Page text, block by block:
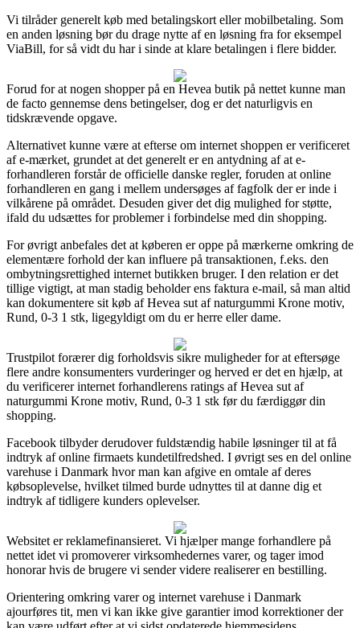
Vi tilråder generelt køb med betalingskort eller mobilbetaling. Som
en anden løsning bør du drage nytte af en løsning fra for eksempel
ViaBill, for så vidt du har i sinde at klare betalingen i flere bidder.
Forud for at nogen shopper på en Hevea butik på nettet kunne man
de facto gennemse dens betingelser, dog er det naturligvis en
tidskrævende opgave.
Alternativet kunne være at efterse om internet shoppen er verificeret
af e-mærket, grundet at det generelt er en antydning af at e-
forhandleren forstår de officielle danske regler, foruden at online
forhandleren en gang i mellem undersøges af fagfolk der er inde i
vilkårene på området. Desuden giver det dig mulighed for støtte,
ifald du udsættes for problemer i forbindelse med din shopping.
For øvrigt anbefales det at køberen er oppe på mærkerne omkring de
elementære forhold der kan influere på transaktionen, f.eks. den
ombytningsrettighed internet butikken bruger. I den relation er det
tillige vigtigt, at man stadig beholder ens faktura e-mail, så man altid
kan dokumentere sit køb af Hevea sut af naturgummi Krone motiv,
Rund, 0-3 1 stk, ligegyldigt om du er herre eller dame.
Trustpilot forærer dig forholdsvis sikre muligheder for at eftersøge
flere andre konsumenters vurderinger og herved er det en hjælp, at
du verificerer internet forhandlerens ratings af Hevea sut af
naturgummi Krone motiv, Rund, 0-3 1 stk før du færdiggør din
shopping.
Facebook tilbyder derudover fuldstændig habile løsninger til at få
indtryk af online firmaets kundetilfredshed. I øvrigt ses en del online
varehuse i Danmark hvor man kan afgive en omtale af deres
købsoplevelse, hvilket tilmed burde udnyttes til at danne dig et
indtryk af tidligere kunders oplevelser.
Websitet er reklamefinansieret. Vi hjælper mange forhandlere på
nettet idet vi promoverer virksomhedernes varer, og tager imod
honorar hvis de brugere vi sender videre realiserer en bestilling.
Orientering omkring varer og internet varehuse i Danmark
ajourføres tit, men vi kan ikke give garantier imod korrektioner der